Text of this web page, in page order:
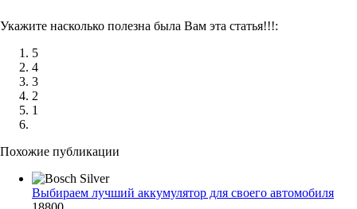
Укажите насколько полезна была Вам эта статья!!!:
5
4
3
2
1
Похожие публикации
Выбираем лучший аккумулятор для своего автомобиля